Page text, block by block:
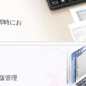
時にお
管理